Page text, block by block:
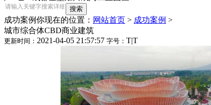
成功案例你现在的位置： 网站首页 > 成功案例 >
城市综合体CBD商业建筑
更新时间： 2021-04-05 21:57:57 字号： T|T